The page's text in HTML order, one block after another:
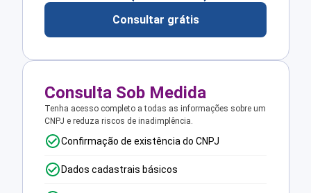
Consultar grátis
Consulta Sob Medida
Tenha acesso completo a todas as informações sobre um
CNPJ e reduza riscos de inadimplência.
Confirmação de existência do CNPJ
Dados cadastrais básicos